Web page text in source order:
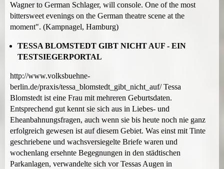
Wagner to German Schlager, will console. One of the most
bittersweet evenings on the German theatre scene at the
moment". (Kampnagel, Hamburg)
TESSA BLOMSTEDT GIBT NICHT AUF - EIN
TESTSIEGERPORTAL
http://www.volksbuehne-
berlin.de/praxis/tessa_blomstedt_gibt_nicht_auf/ Tessa
Blomstedt ist eine Frau mit mehreren Geburtsdaten.
Entsprechend gut kennt sie sich aus in Liebes- und
Eheanbahnungsfragen, auch wenn sie bis heute noch nie ganz
erfolgreich gewesen ist auf diesem Gebiet. Was einst mit Tinte
geschriebene und wachsversiegelte Briefe waren und
wochenlang ersehnte Begegnungen in den städtischen
Parkanlagen, verwandelte sich vor Tessas Augen in